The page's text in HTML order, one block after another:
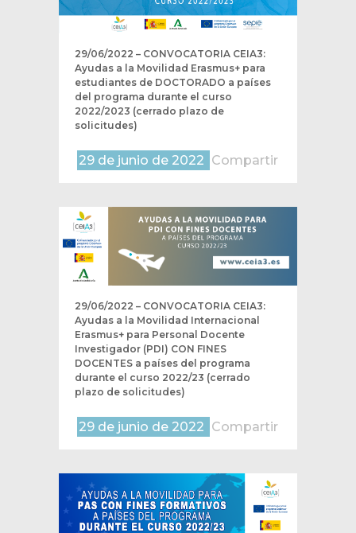
29/06/2022 – CONVOCATORIA CEIA3:
Ayudas a la Movilidad Erasmus+ para
estudiantes de DOCTORADO a países
del programa durante el curso
2022/2023 (cerrado plazo de
solicitudes)
29 de junio de 2022 Compartir
29/06/2022 – CONVOCATORIA CEIA3:
Ayudas a la Movilidad Internacional
Erasmus+ para Personal Docente
Investigador (PDI) CON FINES
DOCENTES a países del programa
durante el curso 2022/23 (cerrado
plazo de solicitudes)
29 de junio de 2022 Compartir